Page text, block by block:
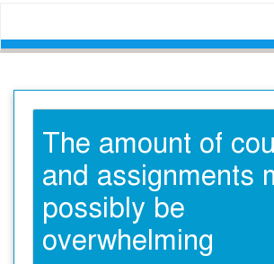
The amount of
and assignments
possibly be
overwhelming